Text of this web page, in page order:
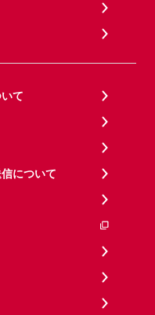
て
について